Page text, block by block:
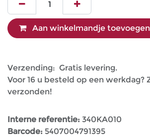
Aan winkelmandje toevoegen
Verzending: Gratis levering.
Voor 16 u besteld op een werkdag?
verzonden!
Interne referentie: 340KA010
Barcode: 5407004791395